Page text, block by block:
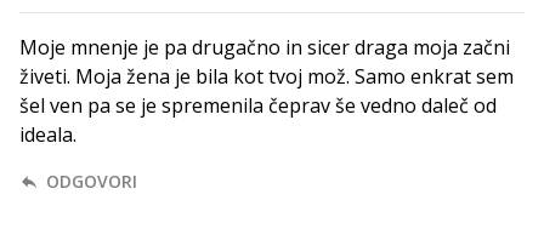
Moje mnenje je pa drugačno in sicer draga moja začni
živeti. Moja žena je bila kot tvoj mož. Samo enkrat sem
šel ven pa se je spremenila čeprav še vedno daleč od
ideala.
ODGOVORI